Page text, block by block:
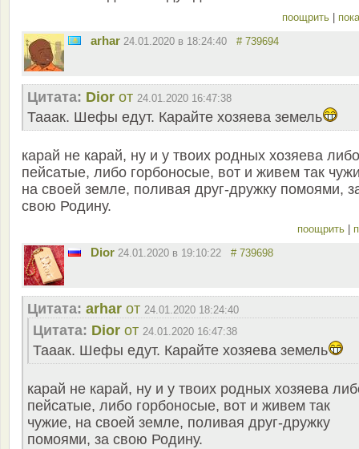
поощрить
arhar 24.01.2020 в 18:24:40 # 739694
Цитата: Dior от 24.01.2020 16:47:38
Тааак. Шефы едут. Карайте хозяева земель
карай не карай, ну и у твоих родных хозяева либо
пейсатые, либо горбоносые, вот и живем так
на своей земле, поливая друг-дружку помоями,
свою Родину.
поощрить
Dior 24.01.2020 в 19:10:22 # 739698
Цитата: arhar от 24.01.2020 18:24:40
Цитата: Dior от 24.01.2020 16:47:38
Тааак. Шефы едут. Карайте хозяева земель
карай не карай, ну и у твоих родных хозяева
пейсатые, либо горбоносые, вот и живем так
чужие, на своей земле, поливая друг-дружку
помоями, за свою Родину.